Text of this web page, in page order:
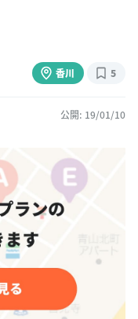
香川 5
公開: 19/01/10